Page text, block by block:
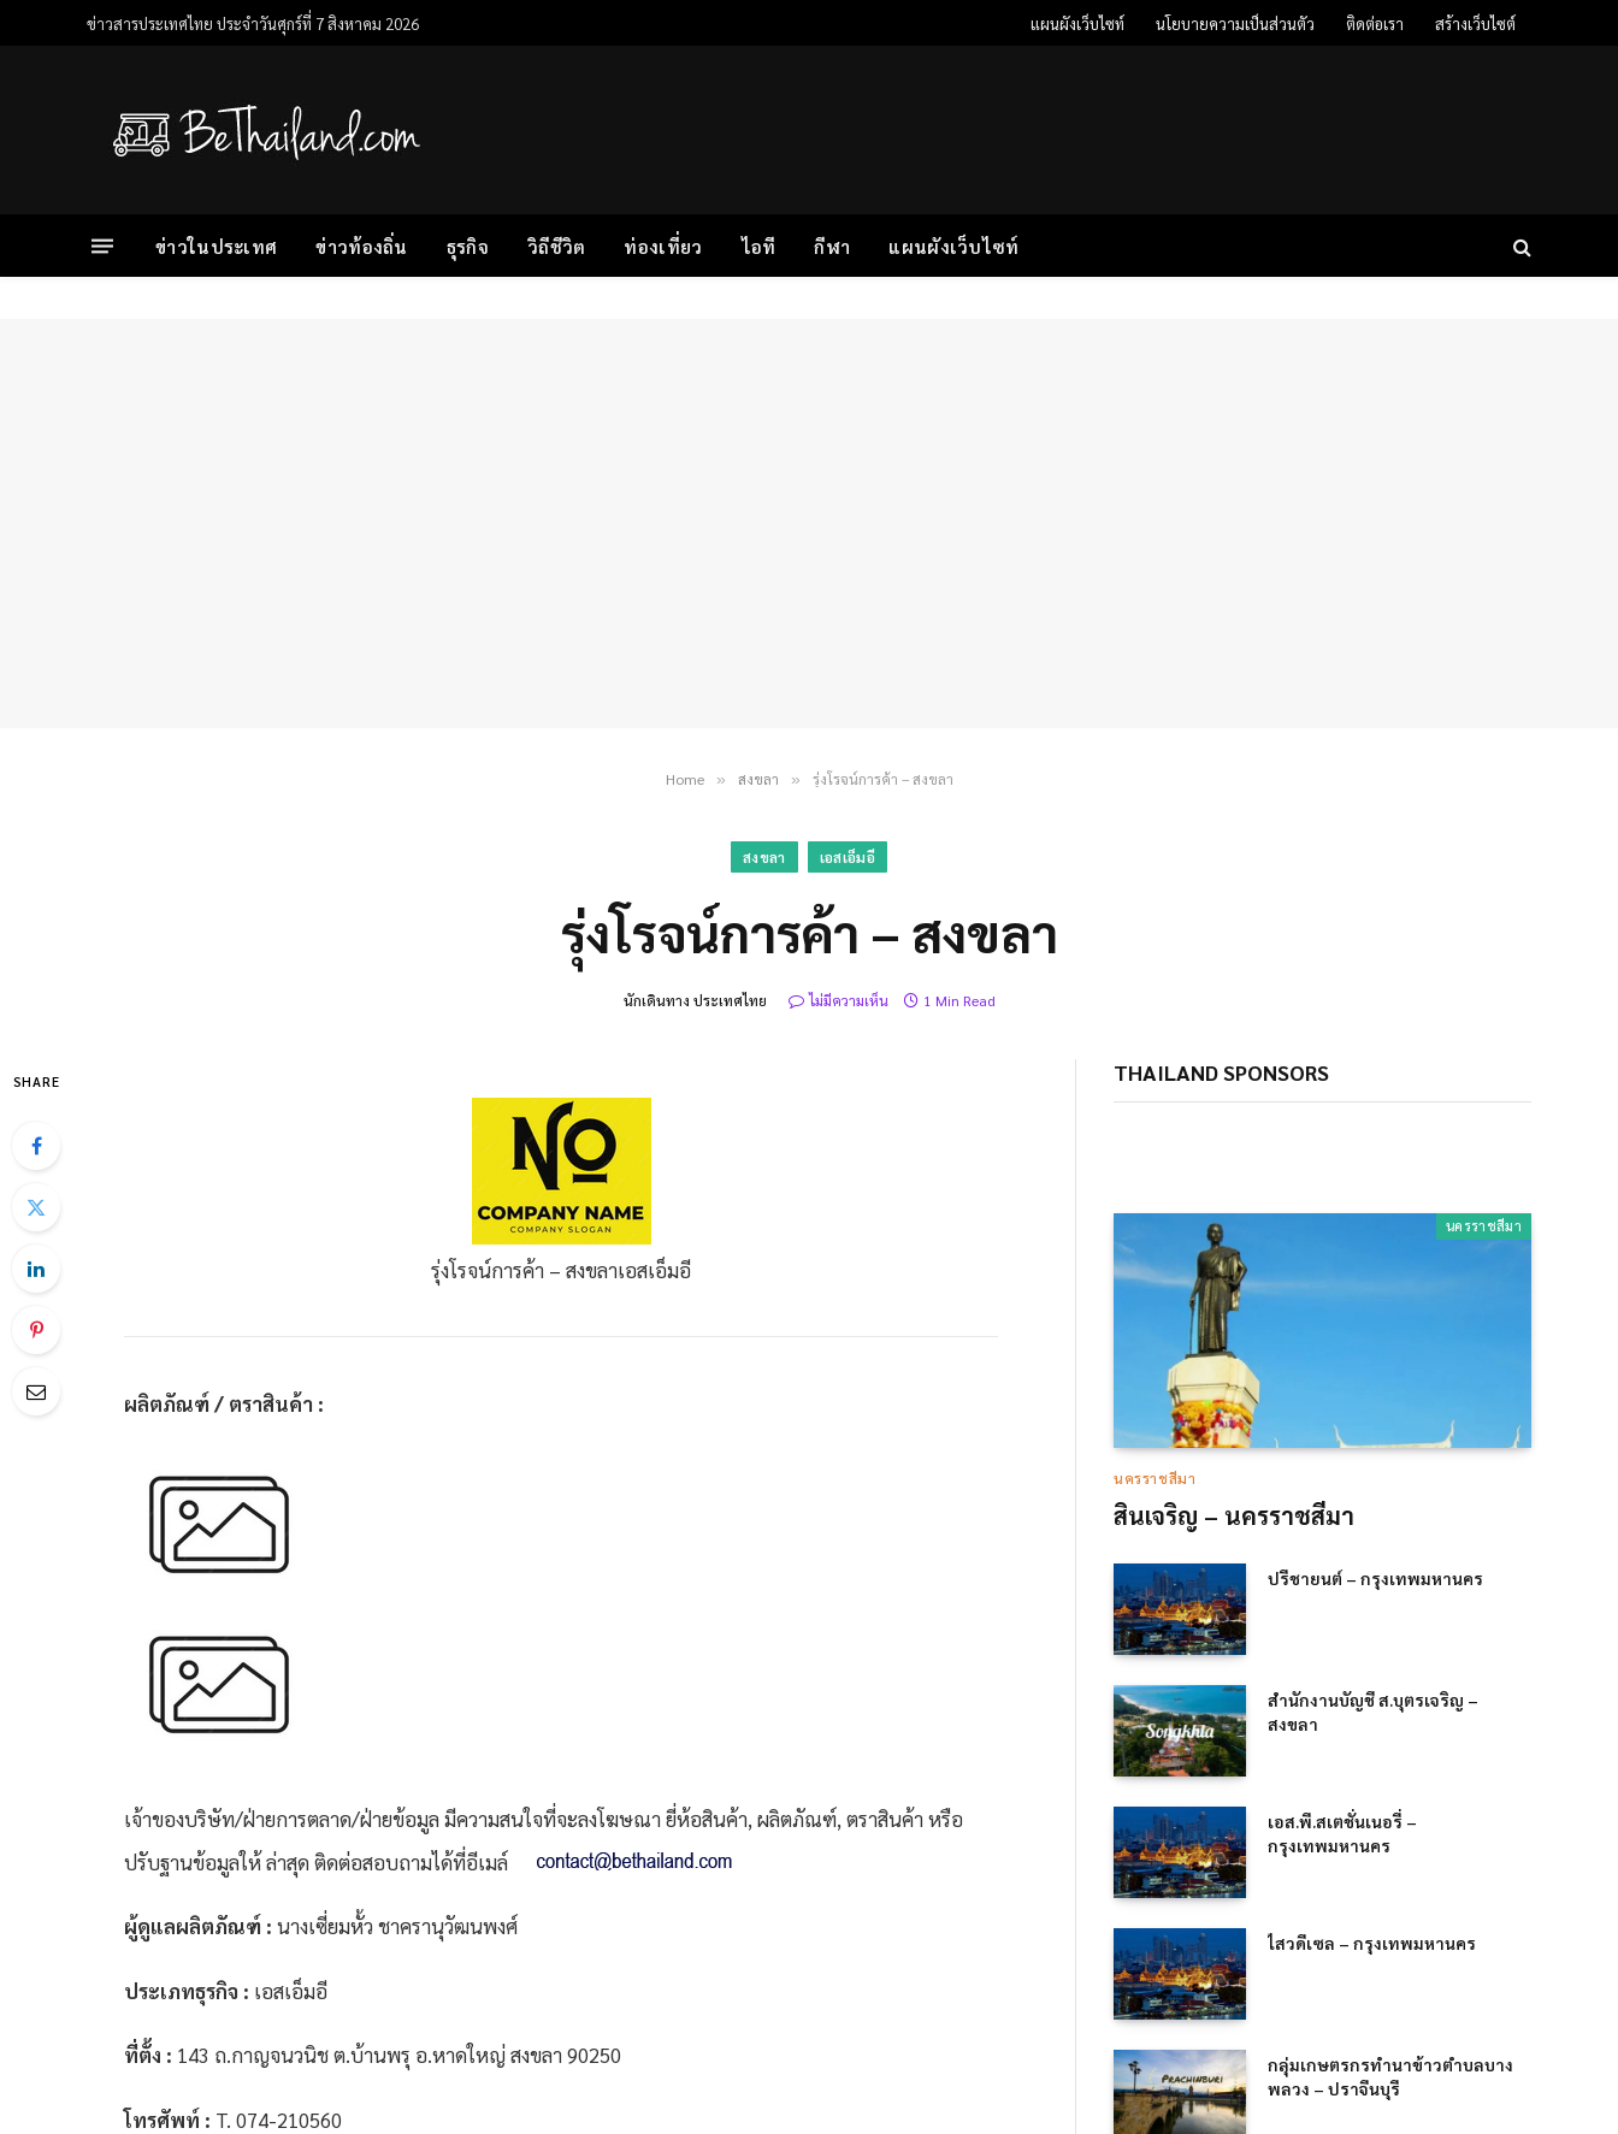
ข่าวสารประเทศไทย ประจำวันศุกร์ที่ 7 สิงหาคม 2026 แผนผังเว็บไซท์ นโยบายความเป็นส่วนตัว ติดต่อเรา สร้างเว็บไซต์
ข่าวในประเทศ ข่าวท้องถิ่น ธุรกิจ วิถีชีวิต ท่องเที่ยว ไอที กีฬา แผนผังเว็บไซท์
Home » สงขลา » รุ่งโรจน์การค้า – สงขลา
สงขลา เอสเอ็มอี
รุ่งโรจน์การค้า – สงขลา
นักเดินทาง ประเทศไทย ไม่มีความเห็น 1 Min Read
SHARE
รุ่งโรจน์การค้า – สงขลาเอสเอ็มอี
ผลิตภัณฑ์ / ตราสินค้า :
เจ้าของบริษัท/ฝ่ายการตลาด/ฝ่ายข้อมูล มีความสนใจที่จะลงโฆษณา ยี่ห้อสินค้า, ผลิตภัณฑ์, ตราสินค้า หรือ
ปรับฐานข้อมูลให้ ล่าสุด ติดต่อสอบถามได้ที่อีเมล์
ผู้ดูแลผลิตภัณฑ์ : นางเซี่ยมหั้ว ชาครานุวัฒนพงศ์
ประเภทธุรกิจ : เอสเอ็มอี
ที่ตั้ง : 143 ถ.กาญจนวนิช ต.บ้านพรุ อ.หาดใหญ่ สงขลา 90250
โทรศัพท์ : T. 074-210560
THAILAND SPONSORS
นครราชสีมา
นครราชสีมา
สินเจริญ – นครราชสีมา
ปรีชายนต์ – กรุงเทพมหานคร
สำนักงานบัญชี ส.บุตรเจริญ –
สงขลา
เอส.พี.สเตชั่นเนอรี่ –
กรุงเทพมหานคร
ไสวดีเซล – กรุงเทพมหานคร
กลุ่มเกษตรกรทำนาข้าวตำบลบาง
พลวง – ปราจีนบุรี